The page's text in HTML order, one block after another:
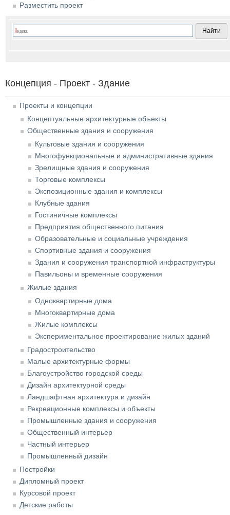
Разместить проект
Концепция - Проект - Здание
Проекты и концепции
Концептуальные архитектурные объекты
Общественные здания и сооружения
Культовые здания и сооружения
Многофункциональные и административные здания
Зрелищные здания и сооружения
Торговые комплексы
Экспозиционные здания и комплексы
Клубные здания
Гостиничные комплексы
Предприятия общественного питания
Образовательные и социальные учреждения
Спортивные здания и сооружения
Здания и сооружения транспортной инфраструктуры
Павильоны и временные сооружения
Жилые здания
Одноквартирные дома
Многоквартирные дома
Жилые комплексы
Экспериментальное проектирование жилых зданий
Градостроительство
Малые архитектурные формы
Благоустройство городской среды
Дизайн архитектурной среды
Ландшафтная архитектура и дизайн
Рекреационные комплексы и объекты
Промышленные здания и сооружения
Общественный интерьер
Частный интерьер
Промышленный дизайн
Постройки
Дипломный проект
Курсовой проект
Детские работы